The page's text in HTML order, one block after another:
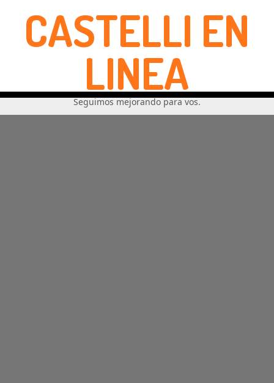
CASTELLI EN
LINEA
Seguimos mejorando para vos.